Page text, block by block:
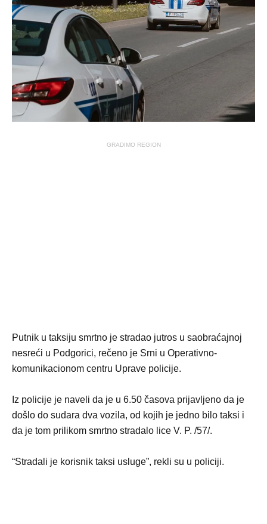
GRADIMO REGION
Putnik u taksiju smrtno je stradao jutros u saobraćajnoj
nesreći u Podgorici, rečeno je Srni u Operativno-
komunikacionom centru Uprave policije.
Iz policije je naveli da je u 6.50 časova prijavljeno da je
došlo do sudara dva vozila, od kojih je jedno bilo taksi i
da je tom prilikom smrtno stradalo lice V. P. /57/.
“Stradali je korisnik taksi usluge”, rekli su u policiji.